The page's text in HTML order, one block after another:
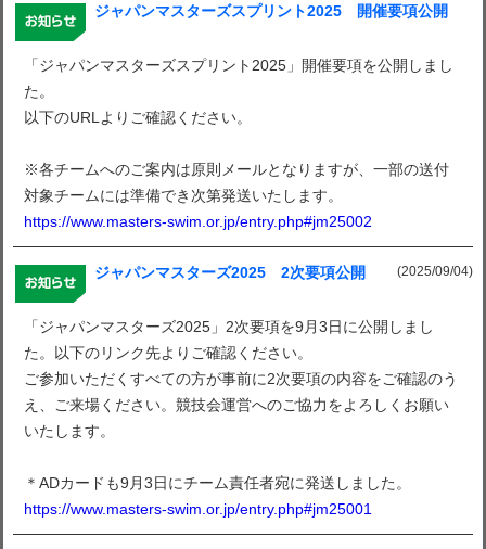
ジャパンマスターズスプリント2025 開催要項公開
「ジャパンマスターズスプリント2025」開催要項を公開しまし
た。
以下のURLよりご確認ください。
※各チームへのご案内は原則メールとなりますが、一部の送付
対象チームには準備でき次第発送いたします。
https://www.masters-swim.or.jp/entry.php#jm25002
(2025/09/04)
ジャパンマスターズ2025 2次要項公開
「ジャパンマスターズ2025」2次要項を9月3日に公開しまし
た。以下のリンク先よりご確認ください。
ご参加いただくすべての方が事前に2次要項の内容をご確認のう
え、ご来場ください。競技会運営へのご協力をよろしくお願い
いたします。
＊ADカードも9月3日にチーム責任者宛に発送しました。
https://www.masters-swim.or.jp/entry.php#jm25001